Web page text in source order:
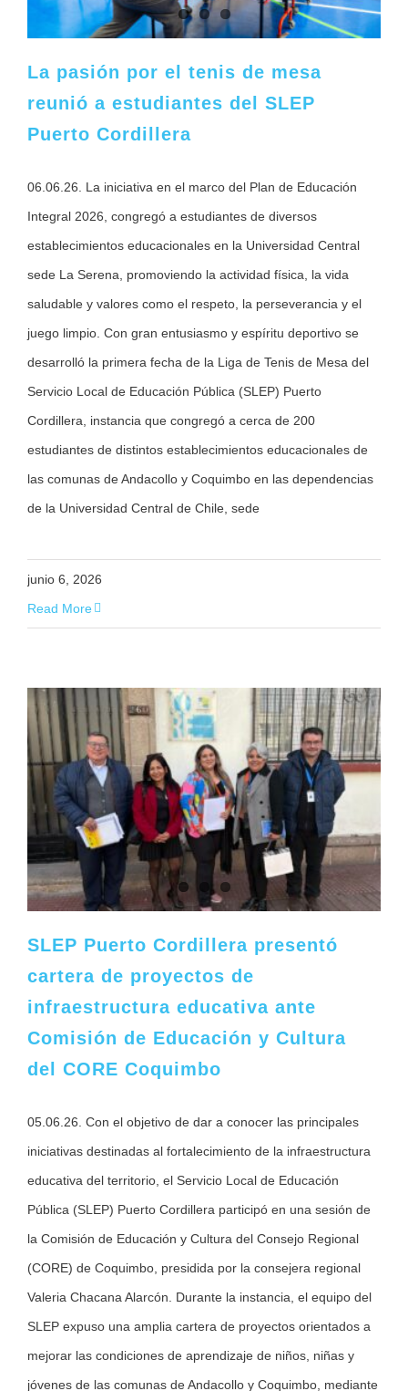
La pasión por el tenis de mesa
reunió a estudiantes del SLEP
Puerto Cordillera
06.06.26. La iniciativa en el marco del Plan de Educación
Integral 2026, congregó a estudiantes de diversos
establecimientos educacionales en la Universidad Central
sede La Serena, promoviendo la actividad física, la vida
saludable y valores como el respeto, la perseverancia y el
juego limpio. Con gran entusiasmo y espíritu deportivo se
desarrolló la primera fecha de la Liga de Tenis de Mesa del
Servicio Local de Educación Pública (SLEP) Puerto
Cordillera, instancia que congregó a cerca de 200
estudiantes de distintos establecimientos educacionales de
las comunas de Andacollo y Coquimbo en las dependencias
de la Universidad Central de Chile, sede
junio 6, 2026
Read More
SLEP Puerto Cordillera presentó
cartera de proyectos de
infraestructura educativa ante
Comisión de Educación y Cultura
del CORE Coquimbo
05.06.26. Con el objetivo de dar a conocer las principales
iniciativas destinadas al fortalecimiento de la infraestructura
educativa del territorio, el Servicio Local de Educación
Pública (SLEP) Puerto Cordillera participó en una sesión de
la Comisión de Educación y Cultura del Consejo Regional
(CORE) de Coquimbo, presidida por la consejera regional
Valeria Chacana Alarcón. Durante la instancia, el equipo del
SLEP expuso una amplia cartera de proyectos orientados a
mejorar las condiciones de aprendizaje de niños, niñas y
jóvenes de las comunas de Andacollo y Coquimbo, mediante